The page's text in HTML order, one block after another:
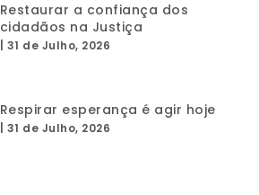
Restaurar a confiança dos
cidadãos na Justiça
31 de Julho, 2026
Respirar esperança é agir hoje
31 de Julho, 2026